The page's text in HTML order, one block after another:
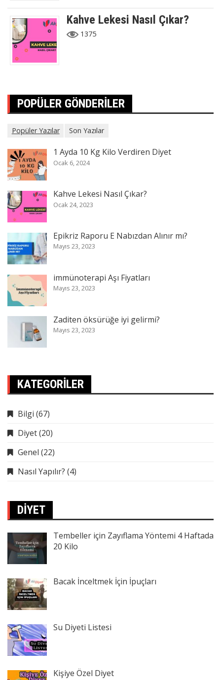
Kahve Lekesi Nasıl Çıkar?
1375
POPÜLER GÖNDERILER
Popüler Yazılar Son Yazılar
1 Ayda 10 Kg Kilo Verdiren Diyet
Ocak 6, 2024
Kahve Lekesi Nasıl Çıkar?
Ocak 24, 2023
Epikriz Raporu E Nabızdan Alınır mı?
Mayıs 23, 2023
immünoterapi Aşı Fiyatları
Mayıs 23, 2023
Zaditen öksürüğe iyi gelirmi?
Mayıs 23, 2023
KATEGORILER
Bilgi (67)
Diyet(20)
Genel (22)
Nasıl Yapılır? (4)
DIYET
Tembeller için Zayıflama Yöntemi 4 Haftada
20 Kilo
Bacak İnceltmek İçin İpuçları
Su Diyeti Listesi
Kişiye Özel Diyet